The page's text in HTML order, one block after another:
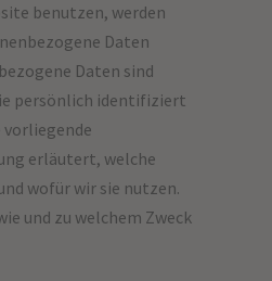
benutzen, werden
Daten
Daten sind
persönlich identifiziert
vorliegende
erläutert, welche
wofür wir sie nutzen.
und zu welchem Zweck